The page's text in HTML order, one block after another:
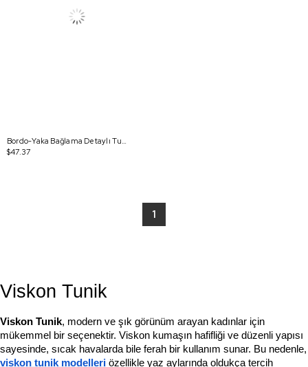
Bordo-Yaka Bağlama Detaylı Tunik
$47.37
1
Viskon Tunik
Viskon Tunik, modern ve şık görünüm arayan kadınlar için
mükemmel bir seçenektir. Viskon kumaşın hafifliği ve düzenli yapısı
viskon tunik modelleri özellikle yaz aylarında oldukça tercih